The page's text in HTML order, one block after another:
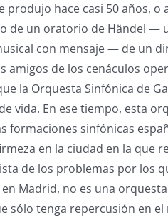
produjo hace casi 50 años,
de un oratorio de Händel —
con mensaje — de un
de los cenáculos
la Orquesta Sinfónica de
vida. En ese tiempo, esta
formaciones sinfónicas
en la ciudad en la que
de los problemas por los
Madrid, no es una
sólo tenga repercusión en